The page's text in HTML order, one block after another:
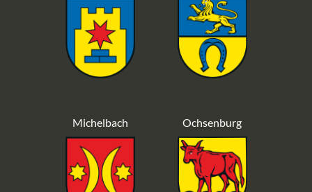
Michelbach Ochsenburg